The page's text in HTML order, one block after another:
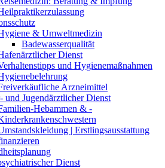
& Umweltmedizin
Badewasserqualität
Dienst
und Hygienemaßnahmen
Arzneimittel
und Jugendärztlicher Dienst
Hebammen & -
| Erstlingsausstattung
Dienst